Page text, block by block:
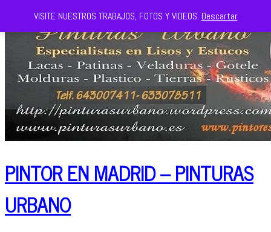
PINTOR EN MADRID – PINTURAS
URBANO
VISITE NUESTROS TRABAJOS, FOTOS Y VIDEOS. Descartar